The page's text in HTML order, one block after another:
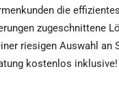
die
zugeschnittene
riesigen Auswahl an
kostenlos inklusive!